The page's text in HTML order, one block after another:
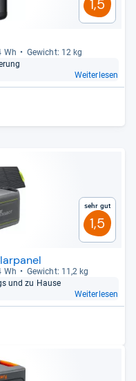
1,5
Wh
Gewicht: 12 kg
Weiterlesen
Sehr gut
1,5
Wh
Gewicht: 11,2 kg
und zu Hause
Weiterlesen